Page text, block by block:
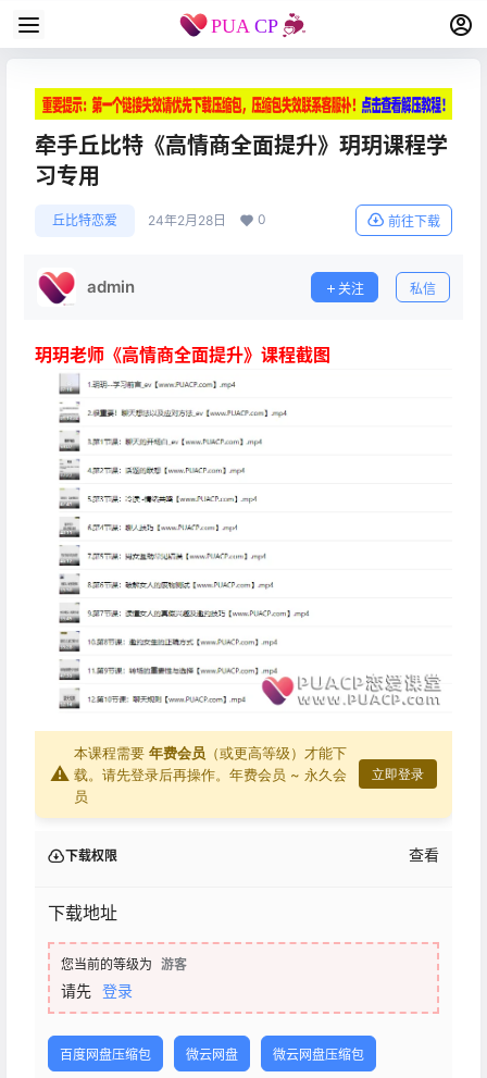
牵手丘比特《高情商全面提升》玥玥课程学
习专用
丘比特恋爱 24年2月28日 0 前往下载
admin 关注 私信
玥玥老师《高情商全面提升》课程截图
⚠
本课程需要 年费会员 （或更高等级）才能下
载。请先登录后再操作。 年费会员 ~ 永久会
员
立即登录
下载权限 查看
下载地址
您当前的等级为 游客
请先 登录
百度网盘压缩包 微云网盘 微云网盘压缩包